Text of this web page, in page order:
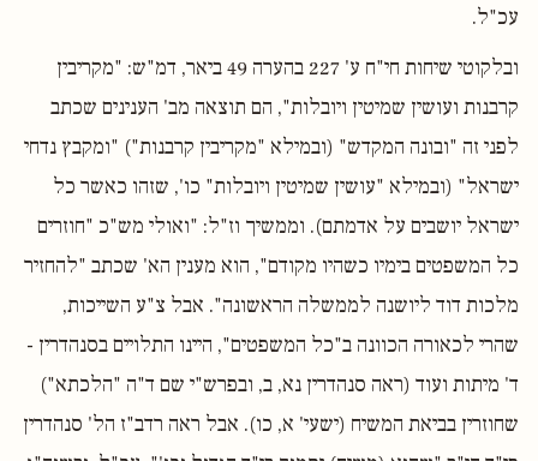
עכ"ל.
ובלקוטי שיחות חי"ח ע' 227 בהערה 49 ביאר, דמ"ש: "מקריבין
קרבנות ועושין שמיטין ויובלות", הם תוצאה מב' הענינים שכתב
לפני זה "ובונה המקדש" (ובמילא "מקריבין קרבנות") "ומקבץ נדחי
ישראל" (ובמילא "עושין שמיטין ויובלות" כו', שזהו כאשר כל
ישראל יושבים על אדמתם). וממשיך וז"ל: "ואולי מש"כ "חוזרים
כל המשפטים בימיו כשהיו מקודם", הוא מענין הא' שכתב "להחזיר
מלכות דוד ליושנה לממשלה הראשונה". אבל צ"ע השייכות,
שהרי לכאורה הכוונה ב"כל המשפטים", היינו התלויים בסנהדרין -
ד' מיתות ועוד (ראה סנהדרין נא, ב, ובפרש"י שם ד"ה "הלכתא")
שחוזרין בביאת המשיח (ישעי' א, כו). אבל ראה רדב"ז הל' סנהדרין